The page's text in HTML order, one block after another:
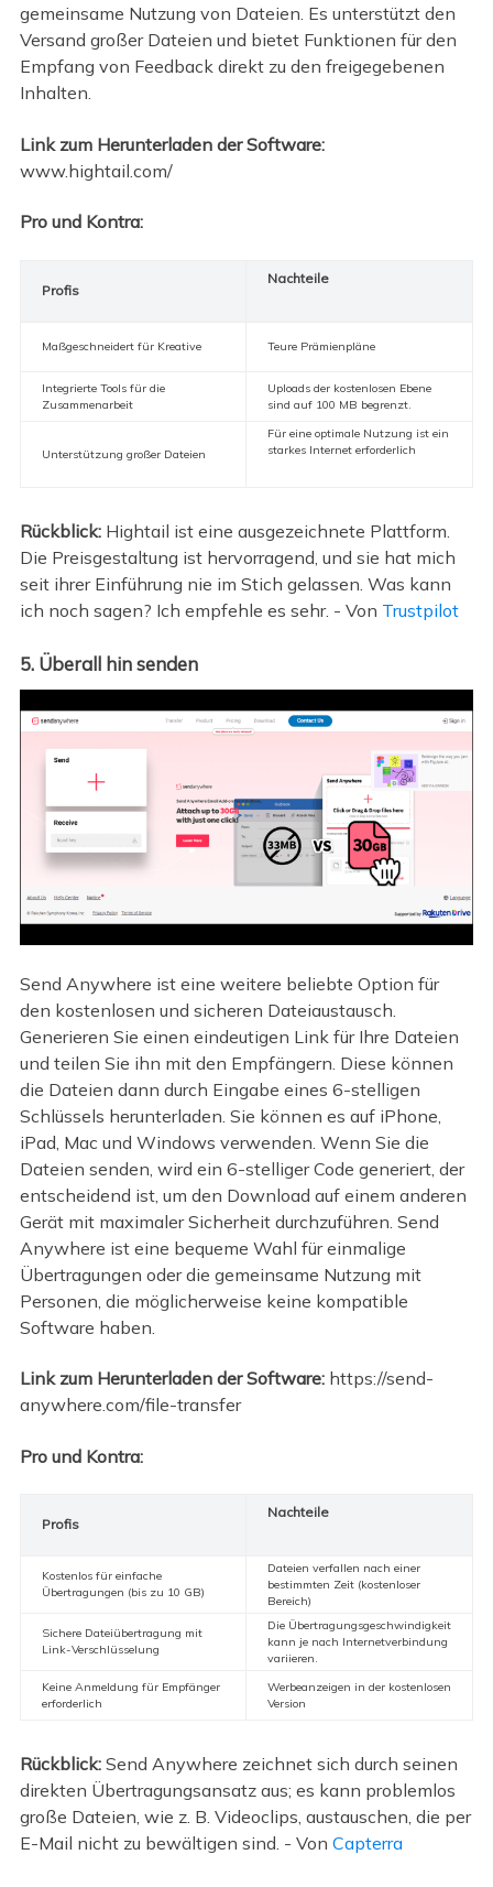
gemeinsame Nutzung von Dateien. Es unterstützt den
Versand großer Dateien und bietet Funktionen für den
Empfang von Feedback direkt zu den freigegebenen
Inhalten.
Link zum Herunterladen der Software:
www.hightail.com/
Pro und Kontra:
Profis
Nachteile
Maßgeschneidert für Kreative Teure Prämienpläne
Integrierte Tools für die
Zusammenarbeit
Uploads der kostenlosen Ebene
sind auf 100 MB begrenzt.
Unterstützung großer Dateien
Für eine optimale Nutzung ist ein
starkes Internet erforderlich
Rückblick:Hightail ist eine ausgezeichnete Plattform.
Die Preisgestaltung ist hervorragend, und sie hat mich
seit ihrer Einführung nie im Stich gelassen. Was kann
ich noch sagen? Ich empfehle es sehr. - Von Trustpilot
5. Überall hin senden
Send Anywhere ist eine weitere beliebte Option für
den kostenlosen und sicheren Dateiaustausch.
Generieren Sie einen eindeutigen Link für Ihre Dateien
und teilen Sie ihn mit den Empfängern. Diese können
die Dateien dann durch Eingabe eines 6-stelligen
Schlüssels herunterladen. Sie können es auf iPhone,
iPad, Mac und Windows verwenden. Wenn Sie die
Dateien senden, wird ein 6-stelliger Code generiert, der
entscheidend ist, um den Download auf einem anderen
Gerät mit maximaler Sicherheit durchzuführen. Send
Anywhere ist eine bequeme Wahl für einmalige
Übertragungen oder die gemeinsame Nutzung mit
Personen, die möglicherweise keine kompatible
Software haben.
Link zum Herunterladen der Software:https://send-
anywhere.com/file-transfer
Pro und Kontra:
Profis
Nachteile
Kostenlos für einfache
Übertragungen (bis zu 10 GB)
Dateien verfallen nach einer
bestimmten Zeit (kostenloser
Bereich)
Sichere Dateiübertragung mit
Link-Verschlüsselung
Die Übertragungsgeschwindigkeit
kann je nach Internetverbindung
variieren.
Keine Anmeldung für Empfänger
erforderlich
Werbeanzeigen in der kostenlosen
Version
Rückblick:Send Anywhere zeichnet sich durch seinen
direkten Übertragungsansatz aus; es kann problemlos
große Dateien, wie z. B. Videoclips, austauschen, die per
E-Mail nicht zu bewältigen sind. - Von Capterra